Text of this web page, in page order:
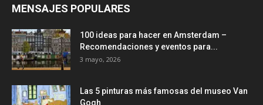
MENSAJES POPULARES
100 ideas para hacer en Amsterdam –
Recomendaciones y eventos para...
3 mayo, 2026
Las 5 pinturas más famosas del museo Van
Gogh